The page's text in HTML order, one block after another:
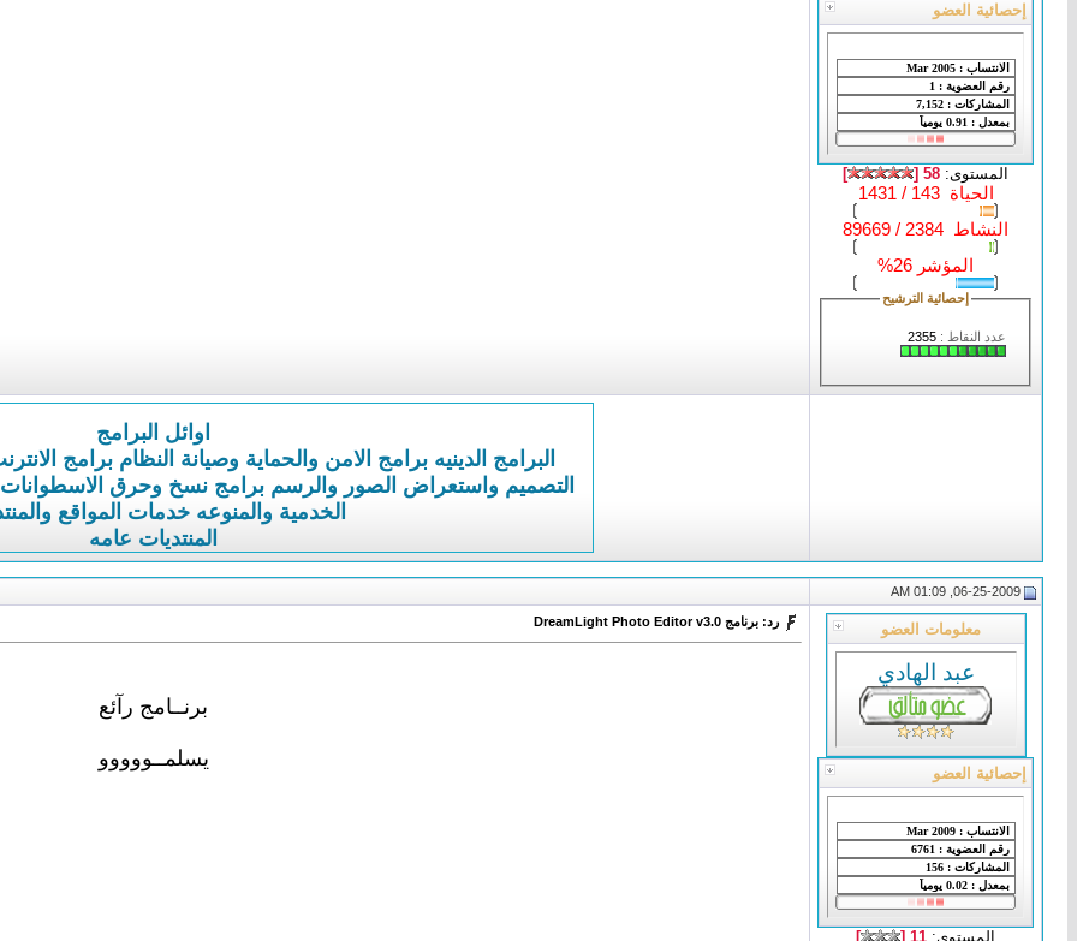
إحصائية العضو
المستوى: 58 [
]
الحياة 143 / 1431
النشاط 2384 / 89669
المؤشر 26%
إحصائية الترشيح
عدد النقاط :2355
اوائل البرامج
البرامج الدينيه برامج الامن والحماية وصيانة النظام برامج
التصميم واستعراض الصور والرسم برامج نسخ وحرق الاسطوانات
الخدمية والمنوعه خدمات المواقع
المنتديات عامه
معلومات العضو
عبد الهادي
إحصائية العضو
المستوى: 11 [
]
رد: برنامج DreamLight Photo Editor v3.0
برنــامج رآئع
يسلمــووووو